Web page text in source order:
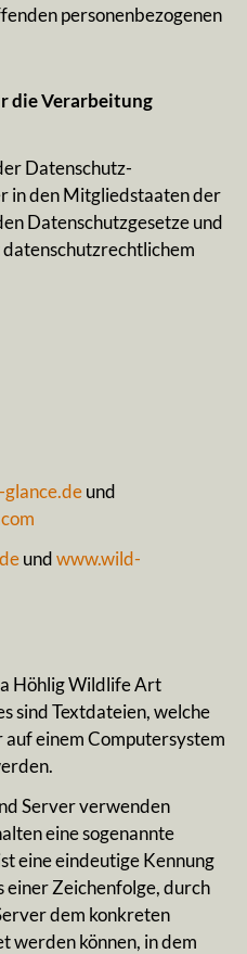
personenbezogenen
die Verarbeitung
Datenschutz-
in den Mitgliedstaaten der
Datenschutzgesetze und
und
undwww.wild-
Höhlig Wildlife Art
sind Textdateien, welche
einem Computersystem
Server verwenden
eine sogenannte
eine eindeutige Kennung
einer Zeichenfolge, durch
dem konkreten
werden können, in dem